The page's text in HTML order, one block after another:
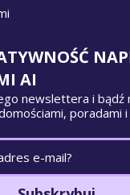
AI
newslettera i bądź
poradami